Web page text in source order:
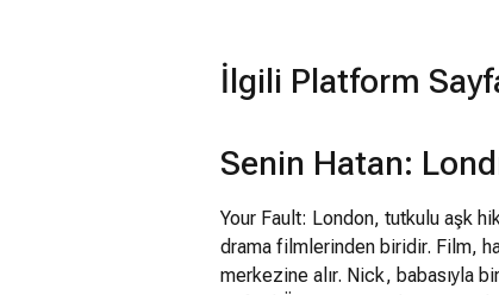
İlgili Platform
Senin Hatan:
Your Fault: London, tutkulu aşk
drama filmlerinden biridir. Film,
merkezine alır. Nick, babasıyla